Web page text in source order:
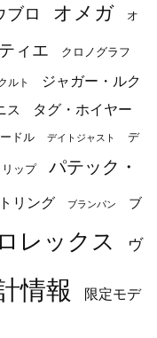
ブロ オメガ オ
ィエ クロノグラフ
ルト
ジャガー・ルク
ス タグ・ホイヤー
ドル デイトジャスト デ
ップ
パテック・
リング ブランパン ブ
ロレックス ヴ
情報 限定モデ